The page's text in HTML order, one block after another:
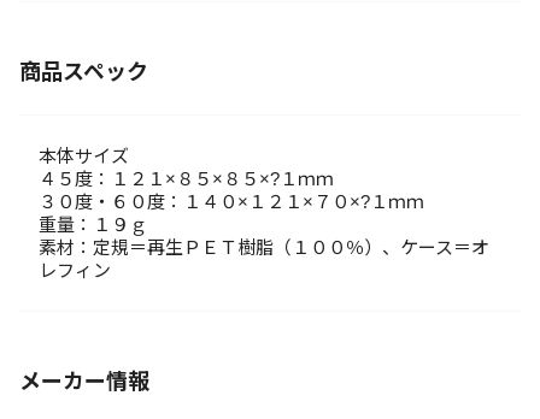
商品スペック
本体サイズ
４５度：１２１×８５×８５×?１ｍｍ
３０度・６０度：１４０×１２１×７０×?１ｍｍ
重量：１９ｇ
素材：定規＝再生ＰＥＴ樹脂（１００％）、ケース＝オ
レフィン
メーカー情報